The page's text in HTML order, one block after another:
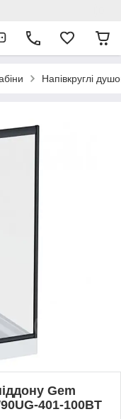
Напівкруглі
Gem
401-100BT